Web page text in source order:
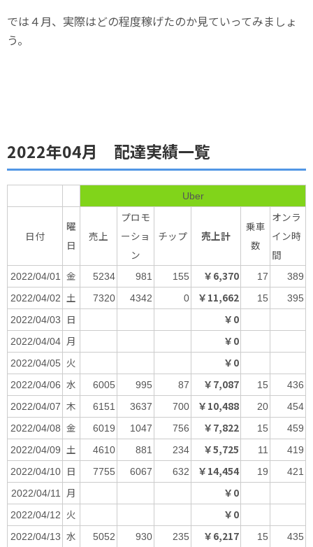
では４月、実際はどの程度稼げたのか見ていってみましょ
う。
2022年04月 配達実績一覧
Uber
日付
曜
日
売上
プロモ
ーショ
ン
チップ 売上計
乗車
数
オンラ
イン時
間
2022/04/01 金 5234 981 155 ￥6,370 17 389
2022/04/02 土 7320 4342 0 ￥11,662 15 395
2022/04/03 日 ￥0
2022/04/04 月 ￥0
2022/04/05 火 ￥0
2022/04/06 水 6005 995 87 ￥7,087 15 436
2022/04/07 木 6151 3637 700 ￥10,488 20 454
2022/04/08 金 6019 1047 756 ￥7,822 15 459
2022/04/09 土 4610 881 234 ￥5,725 11 419
2022/04/10 日 7755 6067 632 ￥14,454 19 421
2022/04/11 月 ￥0
2022/04/12 火 ￥0
2022/04/13 水 5052 930 235 ￥6,217 15 435